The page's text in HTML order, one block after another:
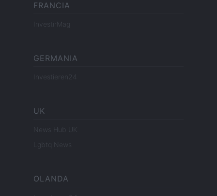
FRANCIA
InvestirMag
GERMANIA
Investieren24
UK
News Hub UK
Lgbtq News
OLANDA